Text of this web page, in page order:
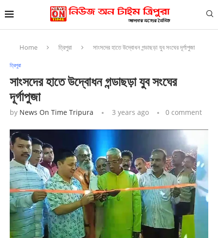
Home ত্রিপুরা সাংসদের হাতে উদ্বোধন গন্ডাছড়া যুব সংঘের দূর্গাপুজা
ত্রিপুরা
সাংসদের হাতে উদ্বোধন গন্ডাছড়া যুব সংঘের
দূর্গাপুজা
by News On Time Tripura 3 years ago 0 comment